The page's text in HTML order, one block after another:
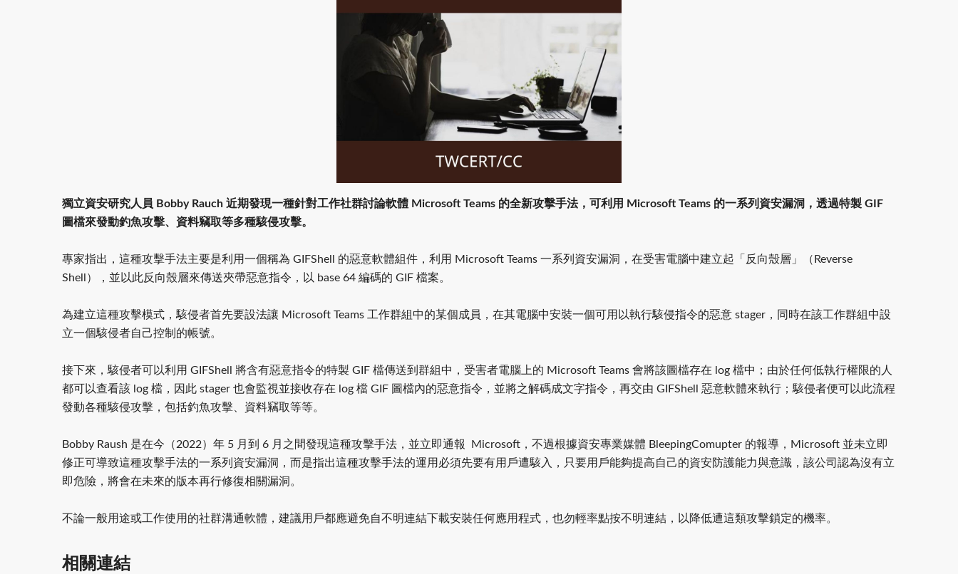
獨立資安研究人員 Bobby Rauch 近期發現一種針對工作社群討論軟體 Microsoft Teams 的全新攻擊手法，可利用 Microsoft Teams 的一系列資安漏洞，透過特製 GIF
圖檔來發動釣魚攻擊、資料竊取等多種駭侵攻擊。
專家指出，這種攻擊手法主要是利用一個稱為 GIFShell 的惡意軟體組件，利用 Microsoft Teams 一系列資安漏洞，在受害電腦中建立起「反向殼層」（Reverse
Shell），並以此反向殼層來傳送夾帶惡意指令，以 base 64 編碼的 GIF 檔案。
為建立這種攻擊模式，駭侵者首先要設法讓 Microsoft Teams 工作群組中的某個成員，在其電腦中安裝一個可用以執行駭侵指令的惡意 stager，同時在該工作群組中設
立一個駭侵者自己控制的帳號。
接下來，駭侵者可以利用 GIFShell 將含有惡意指令的特製 GIF 檔傳送到群組中，受害者電腦上的 Microsoft Teams 會將該圖檔存在 log 檔中；由於任何低執行權限的人
都可以查看該 log 檔，因此 stager 也會監視並接收存在 log 檔 GIF 圖檔內的惡意指令，並將之解碼成文字指令，再交由 GIFShell 惡意軟體來執行；駭侵者便可以此流程
發動各種駭侵攻擊，包括釣魚攻擊、資料竊取等等。
Bobby Raush 是在今（2022）年 5 月到 6 月之間發現這種攻擊手法，並立即通報 Microsoft，不過根據資安專業媒體 BleepingComupter 的報導，Microsoft 並未立即
修正可導致這種攻擊手法的一系列資安漏洞，而是指出這種攻擊手法的運用必須先要有用戶遭駭入，只要用戶能夠提高自己的資安防護能力與意識，該公司認為沒有立
即危險，將會在未來的版本再行修復相關漏洞。
不論一般用途或工作使用的社群溝通軟體，建議用戶都應避免自不明連結下載安裝任何應用程式，也勿輕率點按不明連結，以降低遭這類攻擊鎖定的機率。
相關連結